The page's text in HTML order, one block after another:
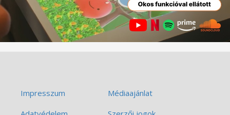
Impresszum
Médiaajánlat